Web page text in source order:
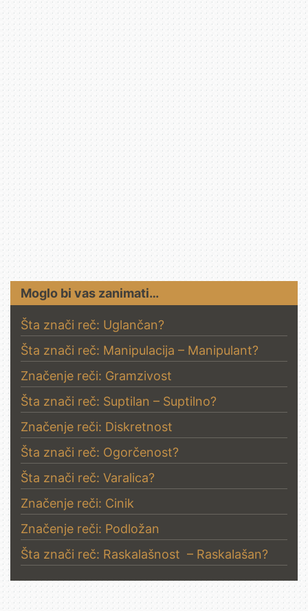
Moglo bi vas zanimati…
Šta znači reč: Uglančan?
Šta znači reč: Manipulacija – Manipulant?
Značenje reči: Gramzivost
Šta znači reč: Suptilan – Suptilno?
Značenje reči: Diskretnost
Šta znači reč: Ogorčenost?
Šta znači reč: Varalica?
Značenje reči: Cinik
Značenje reči: Podložan
Šta znači reč: Raskalašnost – Raskalašan?